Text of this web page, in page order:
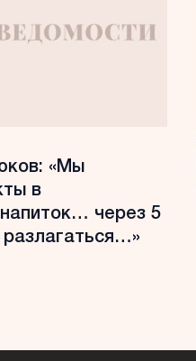
«Мы
в
через 5